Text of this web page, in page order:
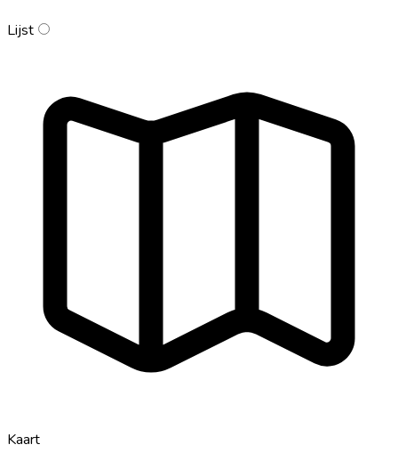
Lijst
Kaart